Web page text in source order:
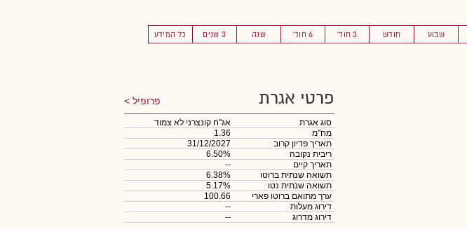
שבוע חודש 3 חוד' 6 חוד' שנה 3 שנים כל המידע
פרטי אגרת פרופיל
סוג אגרת
אג"ח קונצרני לא צמוד
מח"מ
1.36
תאריך פדיון קרוב
31/12/2027
ריבית נקובה
6.50%
תאריך קיים
--
תשואה שנתית ברוטו
6.38%
תשואה שנתית נטו
5.17%
ערך מתואם ברוטו פארי
100.66
דירוג מעלות
--
דירוג מדרוג
--